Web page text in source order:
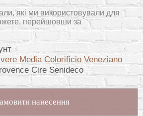
які ми використовували для
перейшовши за
Media Colorificio Veneziano
Cire Senideco
нанесення